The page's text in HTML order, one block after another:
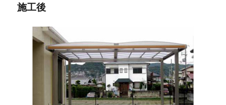
施工後